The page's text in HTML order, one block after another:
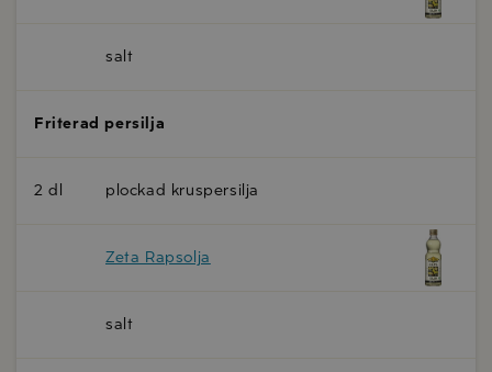
salt
Friterad persilja
2 dl plockad kruspersilja
Zeta Rapsolja
salt